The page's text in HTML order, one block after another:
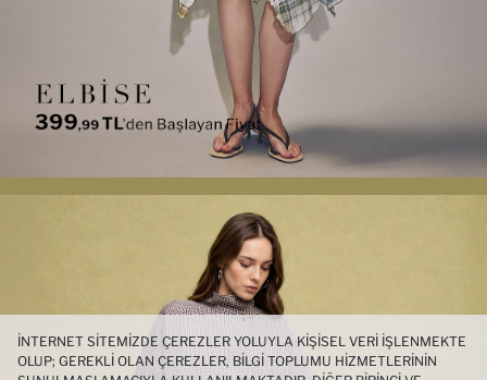
İNTERNET SITEMIZDE ÇEREZLER YOLUYLA KIŞISEL VERI IŞLENMEKTE
OLUP; GEREKLI OLAN ÇEREZLER, BILGI TOPLUMU HIZMETLERININ